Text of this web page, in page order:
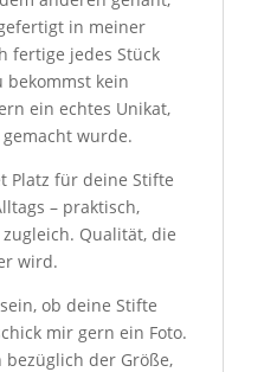
in meiner
fertige jedes Stück
bekommst kein
ein echtes Unikat,
wurde.
Platz für deine Stifte
– praktisch,
Qualität, die
wird.
ob deine Stifte
mir gern ein Foto.
der Größe,